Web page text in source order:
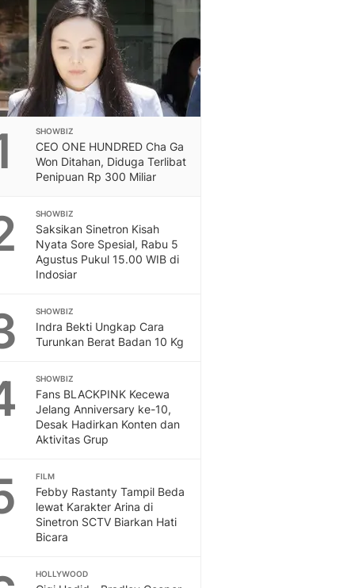
SHOWBIZ
CEO ONE HUNDRED Cha Ga
Won Ditahan, Diduga Terlibat
Penipuan Rp 300 Miliar
SHOWBIZ
Saksikan Sinetron Kisah
Nyata Sore Spesial, Rabu 5
Agustus Pukul 15.00 WIB di
Indosiar
SHOWBIZ
Indra Bekti Ungkap Cara
Turunkan Berat Badan 10 Kg
SHOWBIZ
Fans BLACKPINK Kecewa
Jelang Anniversary ke-10,
Desak Hadirkan Konten dan
Aktivitas Grup
FILM
Febby Rastanty Tampil Beda
lewat Karakter Arina di
Sinetron SCTV Biarkan Hati
Bicara
HOLLYWOOD